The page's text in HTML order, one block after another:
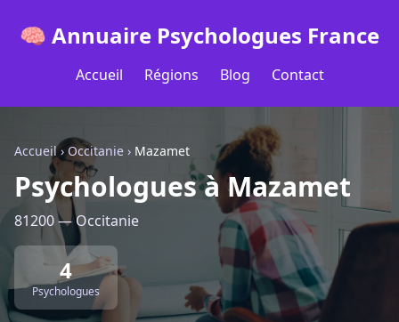
🧠 Annuaire Psychologues France
Accueil Régions Blog Contact
Accueil› Occitanie › Mazamet
Psychologues à Mazamet
81200 — Occitanie
4
Psychologues